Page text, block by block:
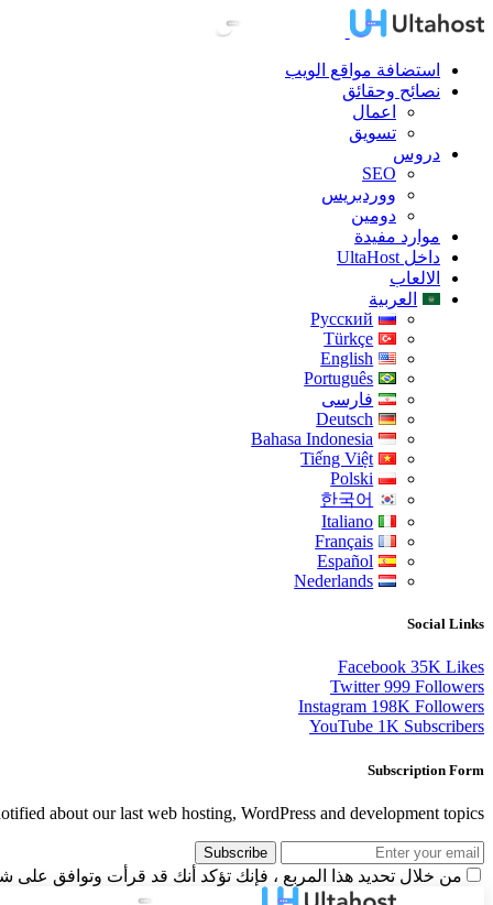
استضافة مواقع الويب
نصائح وحقائق
اعمال
تسويق
دروس
SEO
ووردبريس
دومين
موارد مفيدة
داخل UltaHost
الالعاب
العربية
Русский
Türkçe
English
Português
فارسی
Deutsch
Bahasa Indonesia
Tiếng Việt
Polski
한국어
Italiano
Français
Español
Nederlands
Social Links
Facebook 35K Likes
Twitter 999 Followers
Instagram 198K Followers
YouTube 1K Subscribers
Subscription Form
about our last web hosting, WordPress and development topics.
Subscribe
من خلال تحديد هذا المربع ، فإنك تؤكد أنك قد قرأت وتوافق على